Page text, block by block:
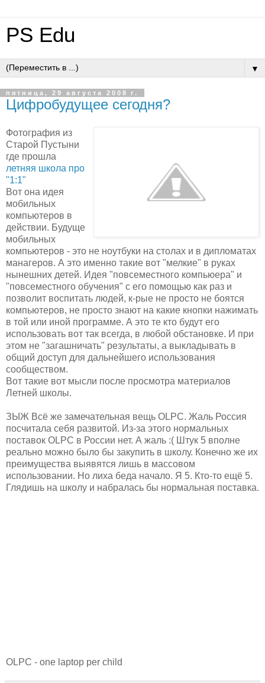
PS Edu
▼
пятница, 29 августа 2008 г.
Цифробудущее сегодня?
Фотография из
Старой Пустыни
где прошла
летняя школа про
"1:1"
Вот она идея
мобильных
компьютеров в
действии. Будуще
мобильных
компьютеров - это не ноутбуки на столах и в дипломатах
манагеров. А это именно такие вот "мелкие" в руках
нынешних детей. Идея "повсеместного компьюера" и
"повсеместного обучения" с его помощью как раз и
позволит воспитать людей, к-рые не просто не боятся
компьютеров, не просто знают на какие кнопки нажимать
в той или иной программе. А это те кто будут его
использовать вот так всегда, в любой обстановке. И при
этом не "загашничать" результаты, а выкладывать в
общий доступ для дальнейшего использования
сообществом.
Вот такие вот мысли после просмотра материалов
Летней школы.
ЗЫЖ Всё же замечательная вещь OLPC. Жаль Россия
посчитала себя развитой. Из-за этого нормальных
поставок OLPC в России нет. А жаль :( Штук 5 вполне
реально можно было бы закупить в школу. Конечно же их
преимущества выявятся лишь в массовом
использовании. Но лиха беда начало. Я 5. Кто-то ещё 5.
Глядишь на школу и набралась бы нормальная поставка.
OLPC - one laptop per child